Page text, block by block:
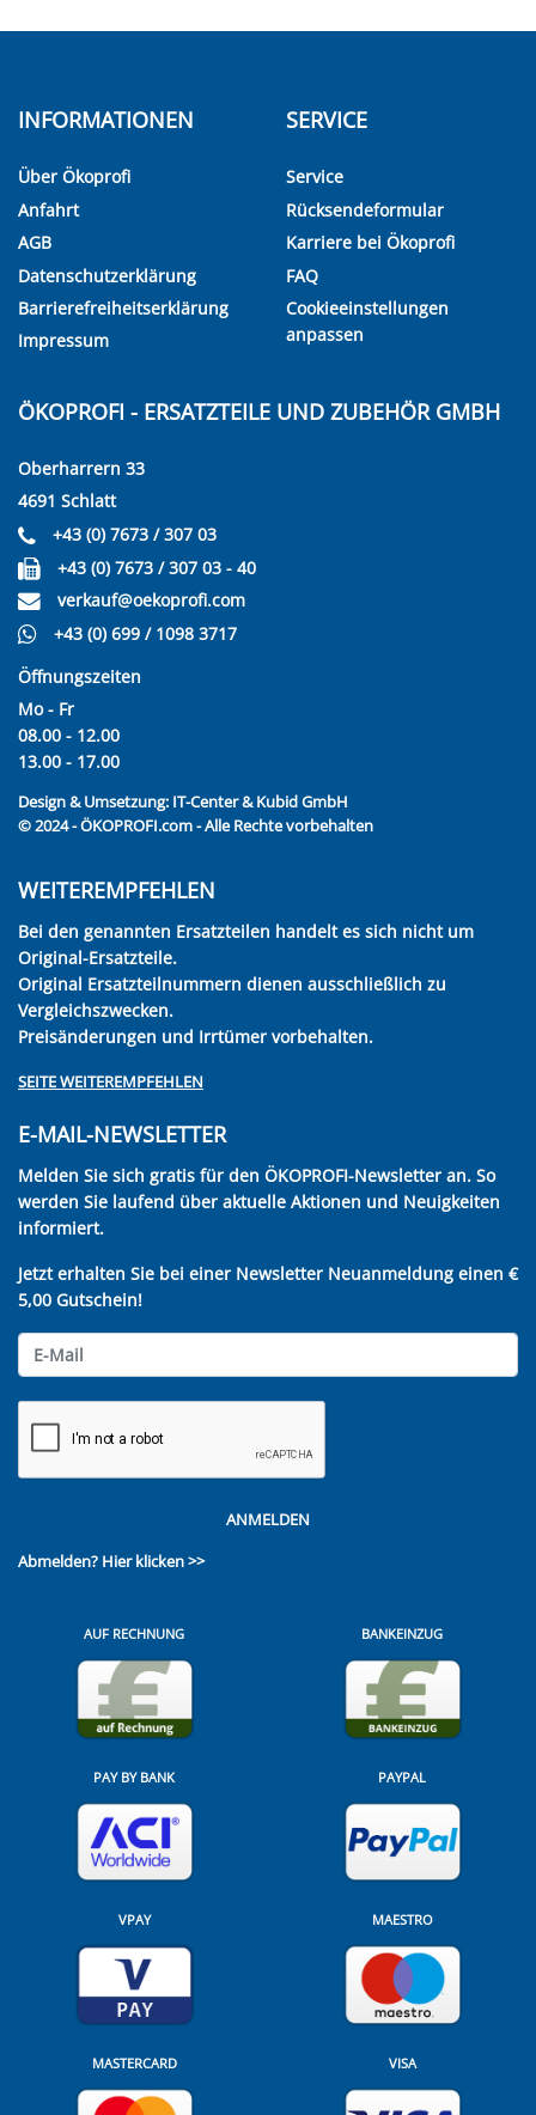
INFORMATIONEN
Über Ökoprofi
Anfahrt
AGB
Datenschutzerklärung
Barrierefreiheitserklärung
Impressum
SERVICE
Service
Rücksendeformular
Karriere bei Ökoprofi
FAQ
Cookieeinstellungen
anpassen
ÖKOPROFI - ERSATZTEILE UND ZUBEHÖR GMBH
Oberharrern 33
4691 Schlatt
+43 (0) 7673 / 307 03
+43 (0) 7673 / 307 03 - 40
verkauf@oekoprofi.com
+43 (0) 699 / 1098 3717
Öffnungszeiten
Mo - Fr
08.00 - 12.00
13.00 - 17.00
Design & Umsetzung: IT-Center & Kubid GmbH
© 2024 - ÖKOPROFI.com - Alle Rechte vorbehalten
WEITEREMPFEHLEN
Bei den genannten Ersatzteilen handelt es sich nicht um
Original-Ersatzteile.
Original Ersatzteilnummern dienen ausschließlich zu
Vergleichszwecken.
Preisänderungen und Irrtümer vorbehalten.
SEITE WEITEREMPFEHLEN
E-MAIL-NEWSLETTER
Melden Sie sich gratis für den ÖKOPROFI-Newsletter an. So
werden Sie laufend über aktuelle Aktionen und Neuigkeiten
informiert.
Jetzt erhalten Sie bei einer Newsletter Neuanmeldung einen €
5,00 Gutschein!
ANMELDEN
Abmelden? Hier klicken >>
AUF RECHNUNG BANKEINZUG
PAY BY BANK PAYPAL
VPAY MAESTRO
MASTERCARD VISA